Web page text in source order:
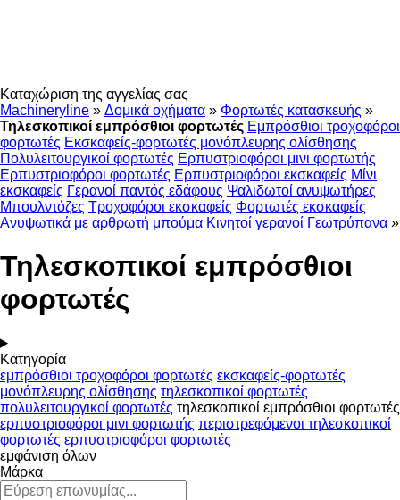
Καταχώριση της αγγελίας σας
Machineryline » Δομικά οχήματα » Φορτωτές κατασκευής »
Τηλεσκοπικοί εμπρόσθιοι φορτωτές Εμπρόσθιοι τροχοφόροι
φορτωτές Εκσκαφείς-φορτωτές μονόπλευρης ολίσθησης
Πολυλειτουργικοί φορτωτές Ερπυστριοφόροι μινι φορτωτής
Ερπυστριοφόροι φορτωτές Ερπυστριοφόροι εκσκαφείς Μίνι
εκσκαφείς Γερανοί παντός εδάφους Ψαλιδωτοί ανυψωτήρες
Μπουλντόζες Τροχοφόροι εκσκαφείς Φορτωτές εκσκαφείς
Ανυψωτικά με αρθρωτή μπούμα Κινητοί γερανοί Γεωτρύπανα »
Τηλεσκοπικοί εμπρόσθιοι
φορτωτές
Κατηγορία
εμπρόσθιοι τροχοφόροι φορτωτές εκσκαφείς-φορτωτές
μονόπλευρης ολίσθησης τηλεσκοπικοί φορτωτές
πολυλειτουργικοί φορτωτές τηλεσκοπικοί εμπρόσθιοι φορτωτές
ερπυστριοφόροι μινι φορτωτής περιστρεφόμενοι τηλεσκοπικοί
φορτωτές ερπυστριοφόροι φορτωτές
εμφάνιση όλων
Μάρκα